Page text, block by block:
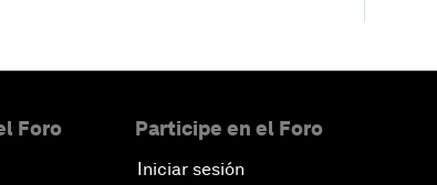
Foro Participe en el Foro
Iniciar sesión